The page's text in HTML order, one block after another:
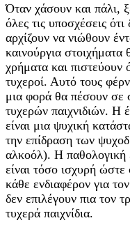
Όταν χάσουν και πάλι,
όλες τις υποσχέσεις
αρχίζουν να νιώθουν
καινούργια
χρήματα και πιστεύουν
τυχεροί. Αυτό τους
μια φορά θα πέσουν σε
τυχερών παιχνιδιών. Η
είναι μια ψυχική
την επίδραση των
αλκοόλ). Η παθολογική
είναι τόσο ισχυρή
κάθε ενδιαφέρον για
δεν επιλέγουν πια τον
τυχερά παιχνίδια.